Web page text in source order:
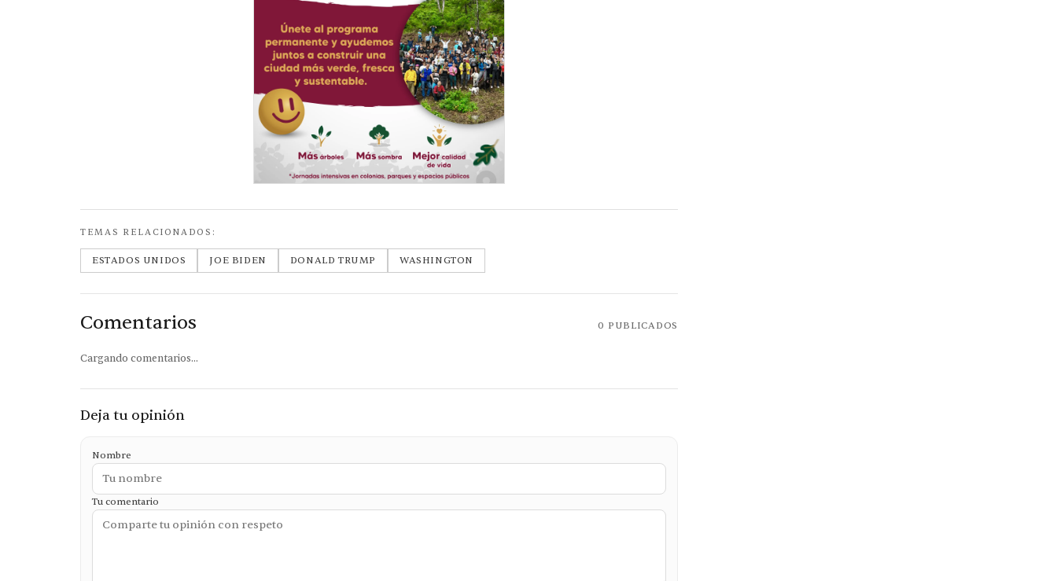
TEMAS RELACIONADOS:
ESTADOS UNIDOS JOE BIDEN DONALD TRUMP WASHINGTON
Comentarios 0 PUBLICADOS
Cargando comentarios...
Deja tu opinión
Nombre
Tu comentario